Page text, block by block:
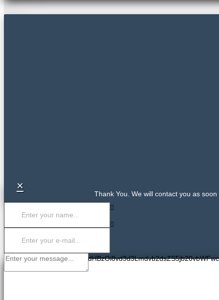
×
Thank You. We will contact you as